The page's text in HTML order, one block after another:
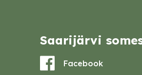
Saarijärvi
Facebook